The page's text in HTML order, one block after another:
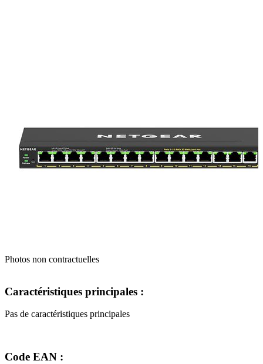
Photos non contractuelles
Caractéristiques principales :
Pas de caractéristiques principales
Code EAN :